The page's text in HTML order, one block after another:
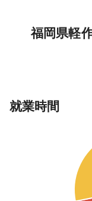
福岡県軽
就業時間